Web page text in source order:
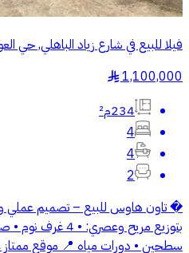
فيلا للبيع في شارع زياد الباهلي, حي
1,100,000
§
234م²
4
4
2
بتوزيع مريح